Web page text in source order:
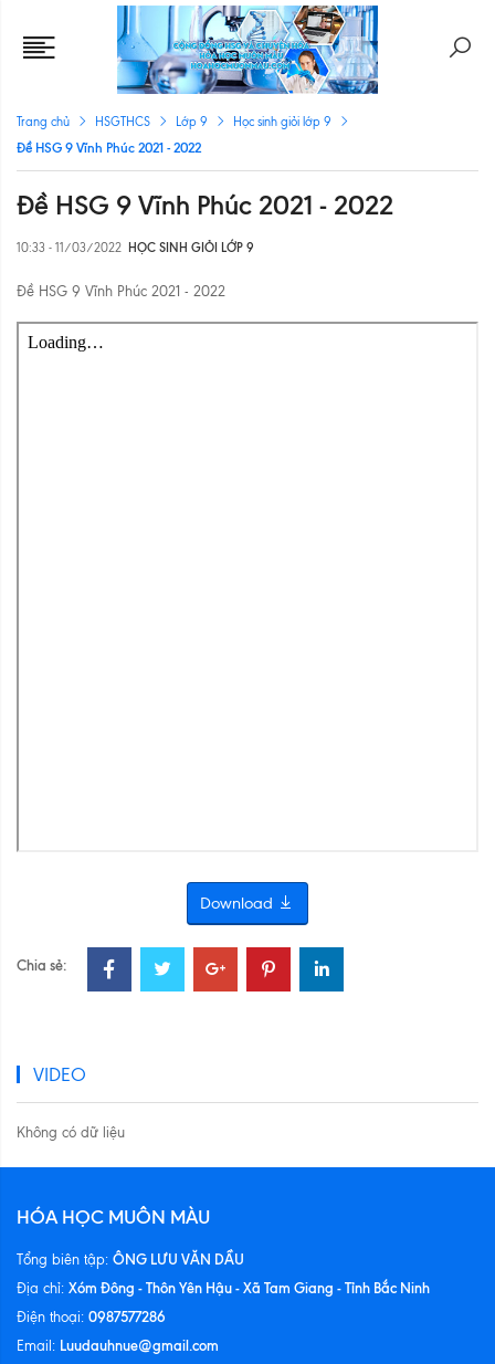
Trang chủ HSGTHCS Lớp 9 Học sinh giỏi lớp 9
Đề HSG 9 Vĩnh Phúc 2021 - 2022
Đề HSG 9 Vĩnh Phúc 2021 - 2022
10:33 - 11/03/2022 HỌC SINH GIỎI LỚP 9
Đề HSG 9 Vĩnh Phúc 2021 - 2022
Download
Chia sẻ:
VIDEO
Không có dữ liệu
HÓA HỌC MUÔN MÀU
Tổng biên tập: ÔNG LƯU VĂN DẦU
Địa chỉ: Xóm Đông - Thôn Yên Hậu - Xã Tam Giang - Tỉnh Bắc Ninh
Điện thoại: 0987577286
Email: Luudauhnue@gmail.com